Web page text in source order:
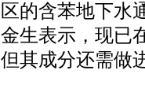
的含苯地下水
生表示，现已
其成分还需做